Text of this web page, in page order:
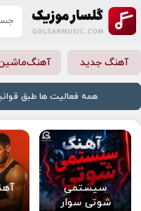
آهنگ جدید
همه فعالیت ها طبق
سیستمی
شوتی سوار